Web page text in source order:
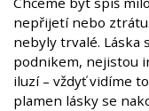
nepřijetí nebo
nebyly trvalé. Láska
podnikem, nejistou
iluzí – vždyť vidíme
plamen lásky se